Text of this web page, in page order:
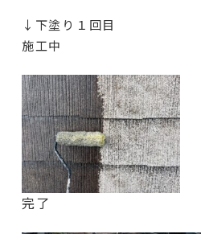
↓下塗り１回目
施工中
完了